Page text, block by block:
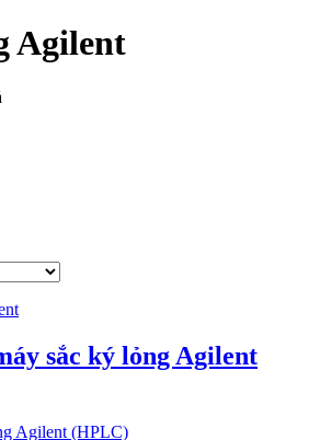
Agilent
sắc ký lỏng Agilent